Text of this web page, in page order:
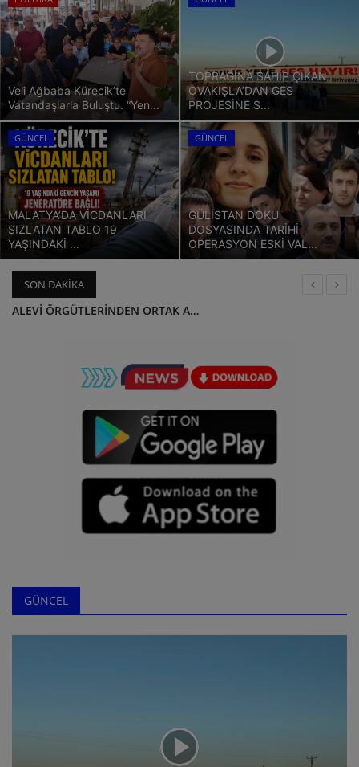
ULUSLARARASI
SAĞLIK VE YAŞAM TARZI
YEMEK
SPOR
SEYAHAT
EĞİTİM
GALERİ
VİDEO
Veli Ağbaba Kürecik’te
Vatandaşlarla Buluştu. “Yen...
TOPRAĞINA SAHİP ÇIKAN
OVAKIŞLA’DAN GES
PROJESİNE S...
GÜNCEL
MALATYA’DA VİCDANLARI
SIZLATAN TABLO 19
YAŞINDAKİ ...
GÜNCEL
GÜLİSTAN DOKU
DOSYASINDA TARİHİ
OPERASYON ESKİ VAL...
SON DAKIKA
KAFTANCIOĞLU 'TERÖR ÖRGÜTÜ PROPAGANDASI ' SUÇLAMASINDAN BERAAT ETTİ.
CHP'Lİ ÖZCAN PURÇU VE TACETTİN HATAY İZLENİMLERİNİ PAYLAŞTI
'ADIYAMAN'DA ENKAZ ALTINDAKİLER DONARAK ÖLDÜ '
DEPREM NEDENİYLE KAPANAN TAG OTOYOLU ULAŞIMA AÇILDI
UNICEF:DEPREMDE BİNLERCE ÇOCUK ÖLMÜŞ OLABİLİR
KAHRAMANMARAŞ,HATAY VE ADIYAMAN'A ARAÇ GİRİŞİ DURDURULDU
MALATYA'DA MUCİZE KURTULUŞ ÜÇ YAŞINDAKİ MİRAN BEBEK ,22 SAAT SONRA ENKAZDAN ÇIKARILDI .
CHP'Lİ ÖZTUNÇ :ELBİSTAN ÇOK KÖTÜ DURUMDA,GIDAYA ULAŞAMIYORUZ
HATAY'DAKİ DEPREMZEDE YAŞANANLARI İMAMOĞLU'NA ANLATTI:KİMSE GELMEDİ
GÜNCEL